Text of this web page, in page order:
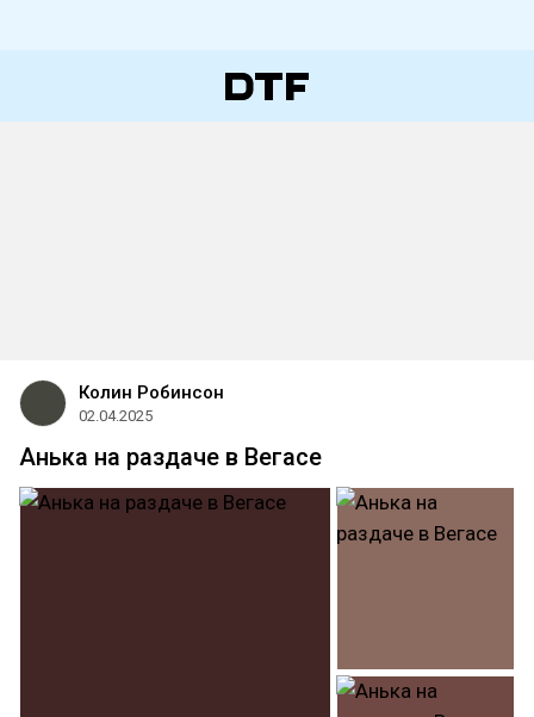
Колин Робинсон
02.04.2025
Анька на раздаче в Вегасе